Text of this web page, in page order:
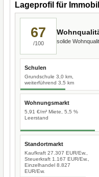
Lageprofil für
67
/100 solide
Schulen
Grundschule 3,0 km,
weiterführend 3,5 km
Wohnungsmarkt
5,91 €/m² Miete, 5,5 %
Leerstand
Standortmarkt
Kaufkraft 27.307 EUR/Ew.,
Steuerkraft 1.167 EUR/Ew.,
Einzelhandel 8.827
EUR/Ew.